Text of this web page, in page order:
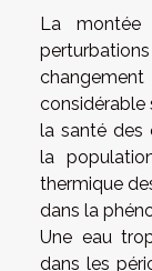
La
considérable
la santé des
la
thermique
dans la
Une eau
dans les